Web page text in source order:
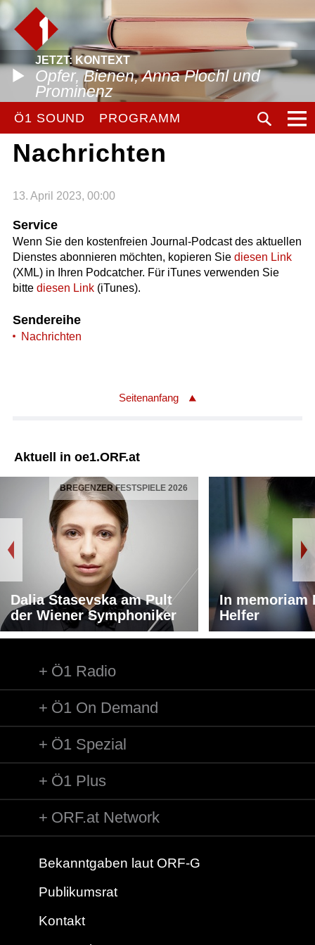
JETZT: KONTEXT
Opfer, Bienen, Anna Plochl und
Prominenz
Ö1 SOUND PROGRAMM
Nachrichten
13. April 2023, 00:00
Service
Wenn Sie den kostenfreien Journal-Podcast des aktuellen
Dienstes abonnieren möchten, kopieren Sie diesen Link
(XML) in Ihren Podcatcher. Für iTunes verwenden Sie
bitte diesen Link(iTunes).
Sendereihe
Nachrichten
Seitenanfang
Aktuell in oe1.ORF.at
BREGENZER FESTSPIELE 2026
Dalia Stasevska am Pult
der Wiener Symphoniker
In memoriam
Helfer
Ö1 Radio
Ö1 On Demand
Ö1 Spezial
Ö1 Plus
ORF.at Network
Bekanntgaben laut ORF-G
Publikumsrat
Kontakt